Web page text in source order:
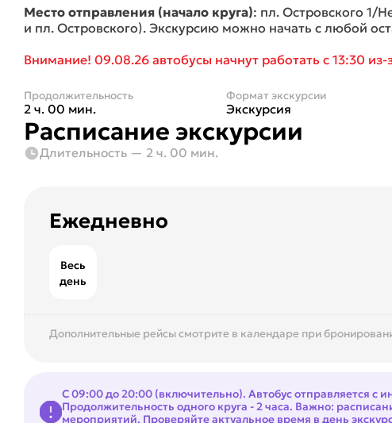
Место отправления (начало круга): пл. Островского 1/
и пл. Островского). Экскурсию можно начать с любой
Внимание! 09.08.26 автобусы начнут работать с 13:30
Продолжительность
2 ч. 00 мин.
Формат экскурсии
Экскурсия
Расписание экскурсии
Длительность — 2 ч. 00 мин.
Ежедневно
Весь
день
Дополнительные рейсы смотрите в календаре при
С 09:00 до 20:00 (включительно). Автобус отправляется с
Продолжительность одного круга - 2 часа. Важно:
мероприятий. Проверяйте актуальное время в день